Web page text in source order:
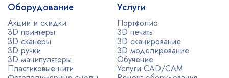
Оборудование
Акции и скидки
3D принтеры
3D сканеры
3D ручки
3D манипуляторы
Пластиковые нити
Услуги
Портфолио
3D печать
3D сканирование
3D моделирование
Обучение
Услуги CAD/CAM